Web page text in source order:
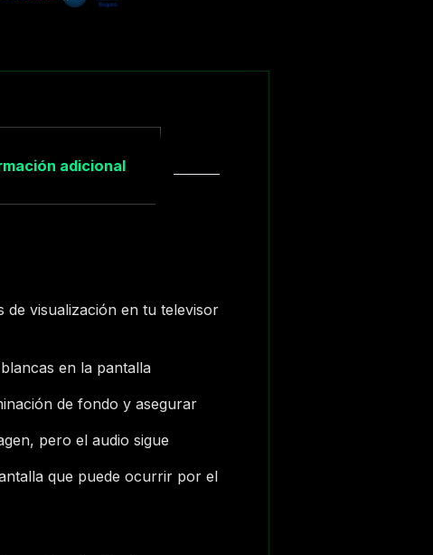
adicional
visualización en tu televisor
en la pantalla
de fondo y asegurar
pero el audio sigue
que puede ocurrir por el